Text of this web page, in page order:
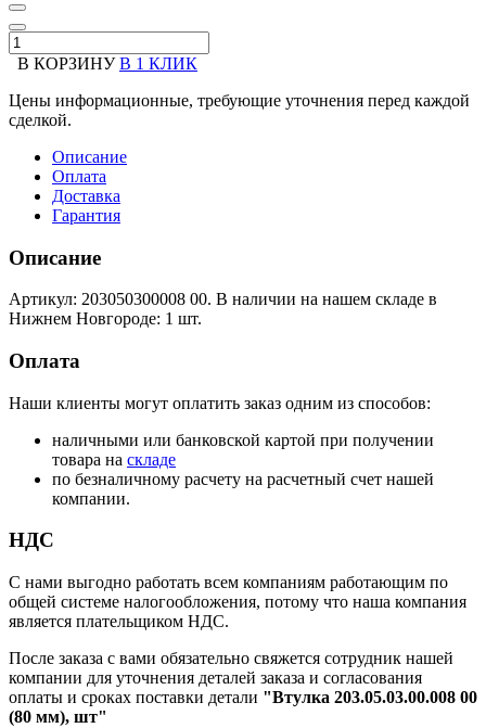
В КОРЗИНУ В 1 КЛИК
Цены информационные, требующие уточнения перед каждой
сделкой.
Описание
Оплата
Доставка
Гарантия
Описание
Артикул: 203050300008 00. В наличии на нашем складе в
Нижнем Новгороде: 1 шт.
Оплата
Наши клиенты могут оплатить заказ одним из способов:
наличными или банковской картой при получении
товара на складе
по безналичному расчету на расчетный счет нашей
компании.
НДС
С нами выгодно работать всем компаниям работающим по
общей системе налогообложения, потому что наша компания
является плательщиком НДС.
После заказа с вами обязательно свяжется сотрудник нашей
компании для уточнения деталей заказа и согласования
оплаты и сроках поставки детали "Втулка 203.05.03.00.008 00
(80 мм), шт"